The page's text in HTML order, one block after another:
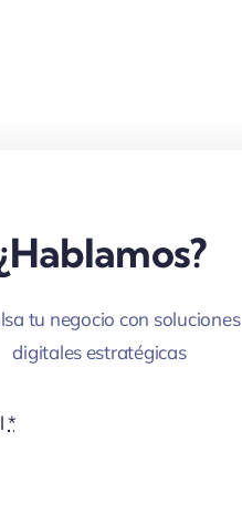
tu negocio con soluciones
digitales estratégicas
*